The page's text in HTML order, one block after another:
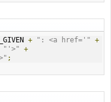
+ ": <a href='" +
"'>" +
;